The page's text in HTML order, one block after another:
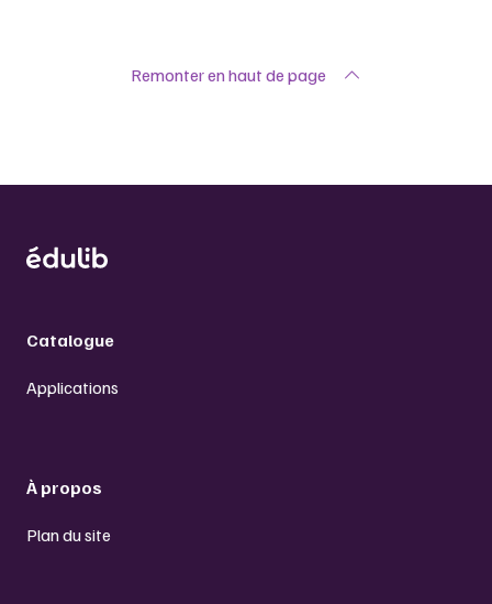
Remonter en haut de page
Catalogue
Applications
À propos
Plan du site